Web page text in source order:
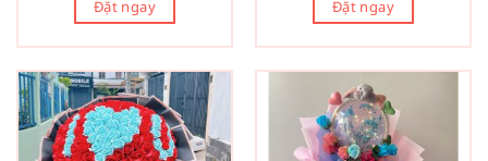
Đặt ngay Đặt ngay